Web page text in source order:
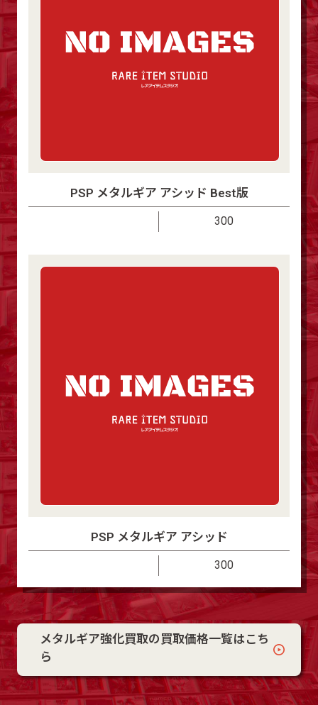
PSP メタルギア アシッド Best版
300
PSP メタルギア アシッド
300
メタルギア強化買取の買取価格一覧はこち
ら